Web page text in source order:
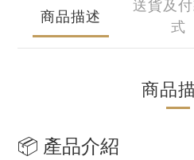
商品描述
送貨及
式
商品
📦 產品介紹